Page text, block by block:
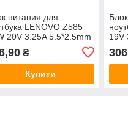
питания для
LENOVO Z585
20V 3.25A 5.5*2.5mm
₴
Купити
19V